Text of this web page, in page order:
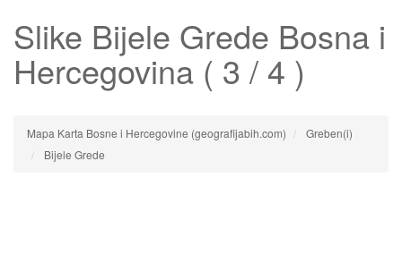
Slike Bijele Grede Bosna i
Hercegovina ( 3 / 4 )
Mapa Karta Bosne i Hercegovine (geografijabih.com)
Greben(i)
Bijele Grede